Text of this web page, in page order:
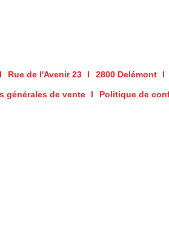
Rue de l'Avenir 23 2800 Delémont
générales de vente Politique de